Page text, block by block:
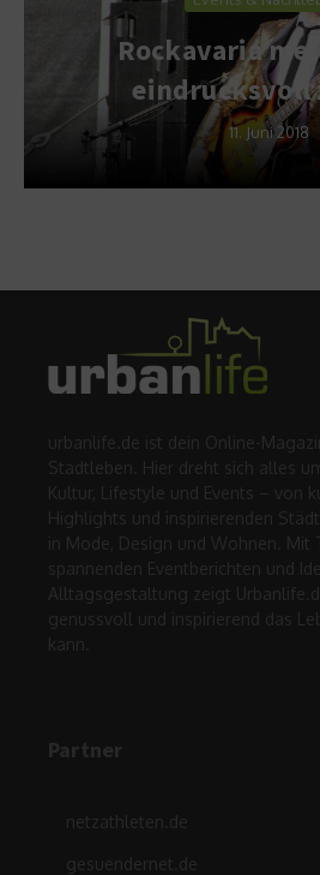
Rockavaria
eindrucksvoll
11. Juni 2018
urbanlife.de ist dein Online-
Stadtleben. Hier dreht sich alles um
Kultur, Lifestyle und Events – von
Highlights und inspirierenden
in Mode, Design und Wohnen. Mit
spannenden Eventberichten und
Alltagsgestaltung zeigt
genussvoll und inspirierend das
kann.
Partner
netzathleten.de
gesuendernet.de